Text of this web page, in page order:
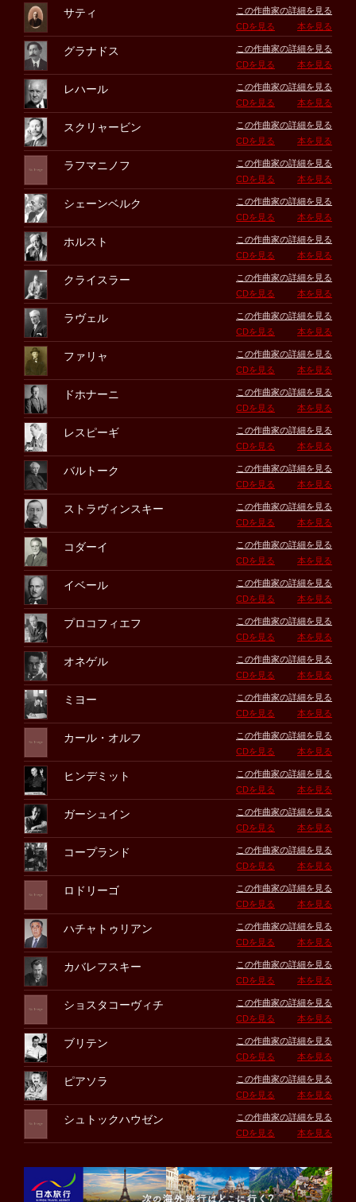
サティ
この作曲家の詳細を見る
CDを見る
本を見る
グラナドス
この作曲家の詳細を見る
CDを見る
本を見る
レハール
この作曲家の詳細を見る
CDを見る
本を見る
スクリャービン
この作曲家の詳細を見る
CDを見る
本を見る
ラフマニノフ
この作曲家の詳細を見る
CDを見る
本を見る
シェーンベルク
この作曲家の詳細を見る
CDを見る
本を見る
ホルスト
この作曲家の詳細を見る
CDを見る
本を見る
クライスラー
この作曲家の詳細を見る
CDを見る
本を見る
ラヴェル
この作曲家の詳細を見る
CDを見る
本を見る
ファリャ
この作曲家の詳細を見る
CDを見る
本を見る
ドホナーニ
この作曲家の詳細を見る
CDを見る
本を見る
レスピーギ
この作曲家の詳細を見る
CDを見る
本を見る
バルトーク
この作曲家の詳細を見る
CDを見る
本を見る
ストラヴィンスキー
この作曲家の詳細を見る
CDを見る
本を見る
コダーイ
この作曲家の詳細を見る
CDを見る
本を見る
イベール
この作曲家の詳細を見る
CDを見る
本を見る
プロコフィエフ
この作曲家の詳細を見る
CDを見る
本を見る
オネゲル
この作曲家の詳細を見る
CDを見る
本を見る
ミヨー
この作曲家の詳細を見る
CDを見る
本を見る
カール・オルフ
この作曲家の詳細を見る
CDを見る
本を見る
ヒンデミット
この作曲家の詳細を見る
CDを見る
本を見る
ガーシュイン
この作曲家の詳細を見る
CDを見る
本を見る
コープランド
この作曲家の詳細を見る
CDを見る
本を見る
ロドリーゴ
この作曲家の詳細を見る
CDを見る
本を見る
ハチャトゥリアン
この作曲家の詳細を見る
CDを見る
本を見る
カバレフスキー
この作曲家の詳細を見る
CDを見る
本を見る
ショスタコーヴィチ
この作曲家の詳細を見る
CDを見る
本を見る
ブリテン
この作曲家の詳細を見る
CDを見る
本を見る
ピアソラ
この作曲家の詳細を見る
CDを見る
本を見る
シュトックハウゼン
この作曲家の詳細を見る
CDを見る
本を見る